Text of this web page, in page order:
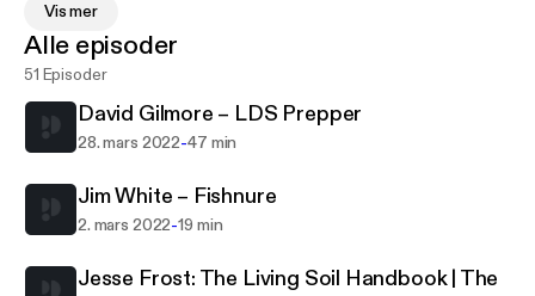
found it and you consider independence a sacred
thing; You may be a prepper, a gardener, a
homesteader, a survivalist, a farmer, a rancher, an
environmentalist or an rugged outdoorsman, We are
here to celebrate you. Whether you’re looking to
the latest products and services available to the
weekend rebel; from selling chicken eggs online, to
handmade-soap, this show is for those of you who
Vis mer
Alle episoder
51 Episoder
David Gilmore – LDS Prepper
28. mars 2022-47 min
Jim White – Fishnure
2. mars 2022-19 min
Jesse Frost: The Living Soil Handbook | The